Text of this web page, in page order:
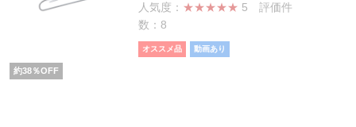
人気度： ★★★★★ 5 評価件
数：8
オススメ品 動画あり
約38％OFF